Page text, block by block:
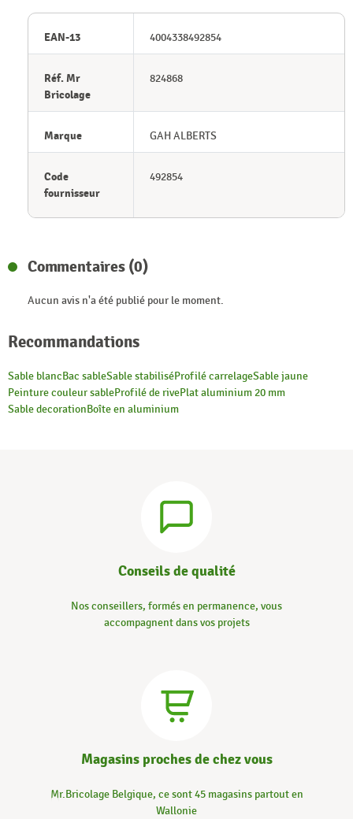
EAN-13 4004338492854
Réf. Mr
Bricolage
824868
Marque GAH ALBERTS
Code
fournisseur
492854
Commentaires (0)
Aucun avis n'a été publié pour le moment.
Recommandations
Sable blancBac sableSable stabiliséProfilé carrelageSable jaune
Peinture couleur sableProfilé de rivePlat aluminium 20 mm
Sable decorationBoîte en aluminium
Conseils de qualité
Nos conseillers, formés en permanence, vous
accompagnent dans vos projets
Magasins proches de chez vous
Mr.Bricolage Belgique, ce sont 45 magasins partout en
Wallonie